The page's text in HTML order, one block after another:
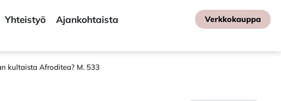
Yhteistyö Ajankohtaista Verkkokauppa
kultaista Afroditea? M. 533